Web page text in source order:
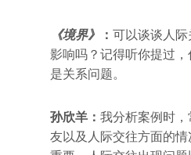
《境界》 ： 可以谈谈人
影响吗？记得听你提过
是关系问题。
孙欣羊： 我分析案例时
友以及人际交往方面的